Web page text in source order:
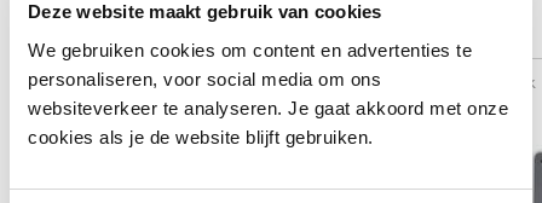
Deze website maakt gebruik van cookies
We gebruiken cookies om content en advertenties te
personaliseren, voor social media om ons
websiteverkeer te analyseren. Je gaat akkoord met onze
cookies als je de website blijft gebruiken.
Alternatieven
Vergelijk Vergelijk